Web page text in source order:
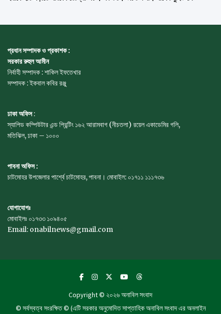
প্রধান সম্পাদক ও প্রকাশক :
সরকার রুহুল আমীন
নির্বাহী সম্পাদক : শাকিল ইফতেখার
সম্পাদক : ইকবাল কবির রঞ্জু
ঢাকা অফিস:
স্যাপিড কম্পিউটার এন্ড প্রিন্টিং ১৬২ আরামবাগ (নীচতলা) রয়েল একাডেমির গলি,
মতিঝিল, ঢাকা – ১০০০
পাবনা অফিস :
চাটমোহর উপজেলার পার্শ্বে চাটমোহর, পাবনা। মোবাইল: ০১৭১১ ১১১৭৩৬
যোগাযোগঃ
মোবাইলঃ ০১৭৩৩ ১০৯৪০৫
Email: onabilnews@gmail.com
Copyright © ২০২৬অনাবিল সংবাদ
© সর্বস্বত্ব সংরক্ষিত © (এটি সরকার অনুমোদিত সাপ্তাহিক অনাবিল সংবাদ এর অনলাইন